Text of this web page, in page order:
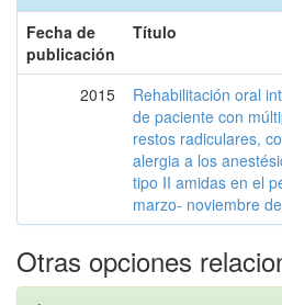
Fecha de
publicación
Título
2015
Rehabilitación oral
de paciente con
restos radiculares,
alergia a los
tipo II amidas en el
marzo- noviembre
Otras opciones